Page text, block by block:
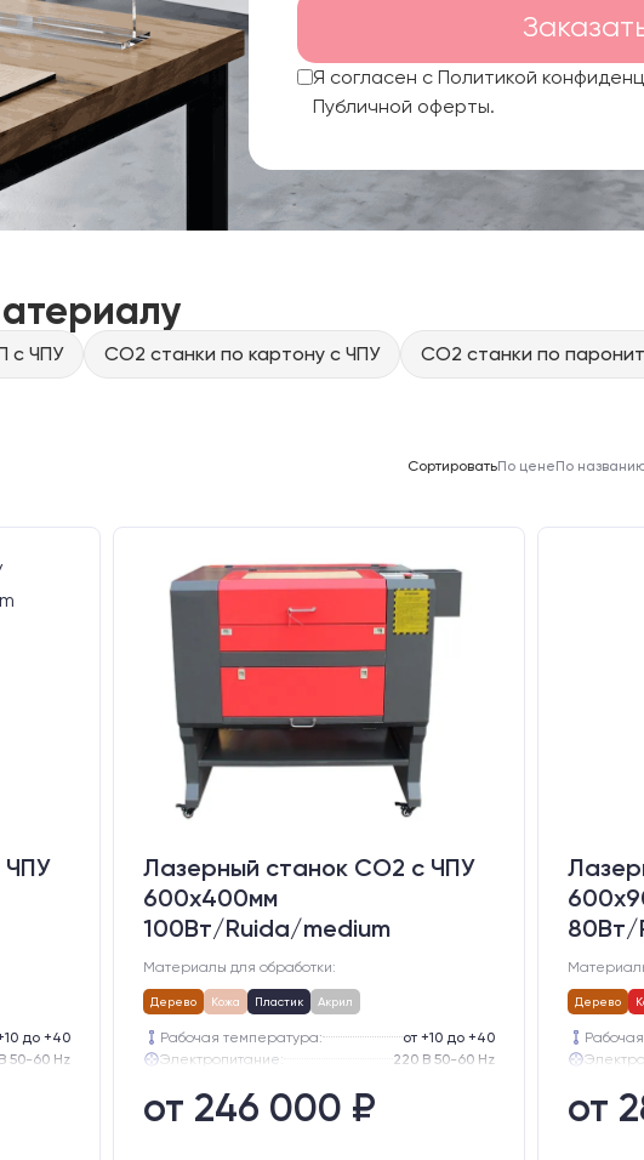
Я согласен с Политикой
Публичной оферты.
с ЧПУ CO2 станки по картону с ЧПУ CO2 станки по
СортироватьПо ценеПо
ЧПУ
до +40
50-60 Hz
Лазерный станок CO2 c ЧПУ
600х400мм
100Вт/Ruida/medium
Материалы для обработки:
Дерево Кожа Пластик Акрил
Рабочая температура:
от +10 до +40
Электропитание:
220 В 50-60 Hz
Глубина опускания рабочего стола, мм:
Направляющие оси Y:
от 246 000 ₽
80Вт/
Дерево
Глубина
от